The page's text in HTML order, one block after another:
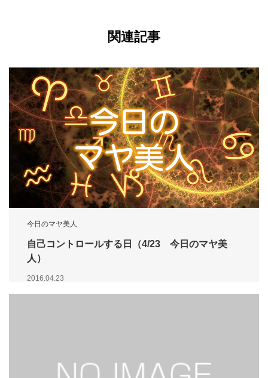
関連記事
今日のマヤ美人
自己コントロールする日（4/23 今日のマヤ美
人）
2016.04.23